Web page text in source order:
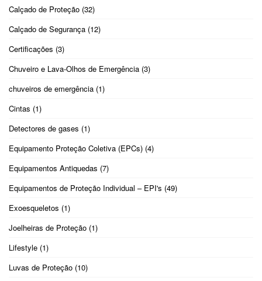
Calçado de Proteção (32)
Calçado de Segurança (12)
Certificações (3)
Chuveiro e Lava-Olhos de Emergência (3)
chuveiros de emergência (1)
Cintas (1)
Detectores de gases (1)
Equipamento Proteção Coletiva (EPCs) (4)
Equipamentos Antiquedas (7)
Equipamentos de Proteção Individual – EPI's (49)
Exoesqueletos (1)
Joelheiras de Proteção (1)
Lifestyle (1)
Luvas de Proteção (10)